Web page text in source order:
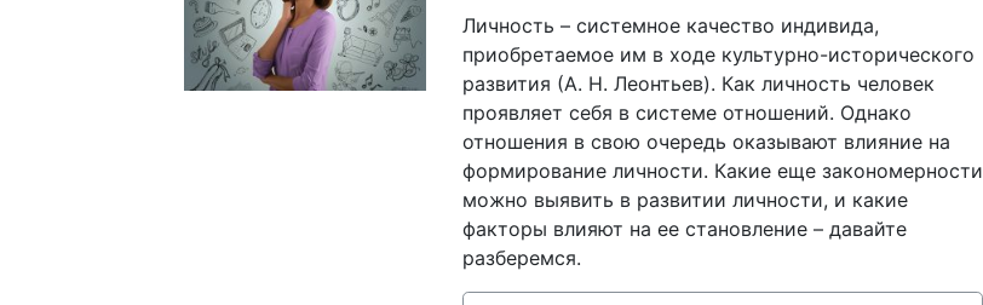
Личность – системное качество индивида,
приобретаемое им в ходе культурно-исторического
развития (А. Н. Леонтьев). Как личность человек
проявляет себя в системе отношений. Однако
отношения в свою очередь оказывают влияние на
формирование личности. Какие еще закономерности
можно выявить в развитии личности, и какие
факторы влияют на ее становление – давайте
разберемся.